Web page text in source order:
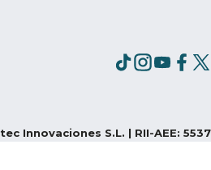
Innovaciones S.L. | RII-AEE: 5537